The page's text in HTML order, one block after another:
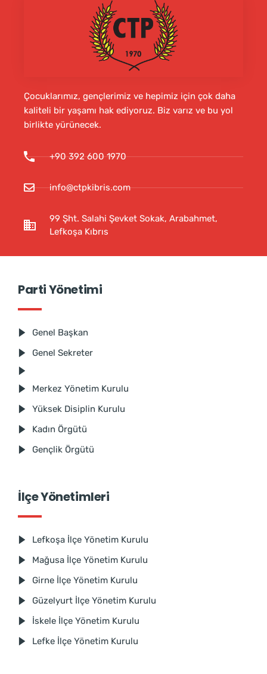
Çocuklarımız, gençlerimiz ve hepimiz için çok daha
kaliteli bir yaşamı hak ediyoruz. Biz varız ve bu yol
birlikte yürünecek.
+90 392 600 1970
info@ctpkibris.com
99 Şht. Salahi Şevket Sokak, Arabahmet,
Lefkoşa Kıbrıs
Parti Yönetimi
Genel Başkan
Genel Sekreter
Merkez Yönetim Kurulu
Yüksek Disiplin Kurulu
Kadın Örgütü
Gençlik Örgütü
İlçe Yönetimleri
Lefkoşa İlçe Yönetim Kurulu
Mağusa İlçe Yönetim Kurulu
Girne İlçe Yönetim Kurulu
Güzelyurt İlçe Yönetim Kurulu
İskele İlçe Yönetim Kurulu
Lefke İlçe Yönetim Kurulu